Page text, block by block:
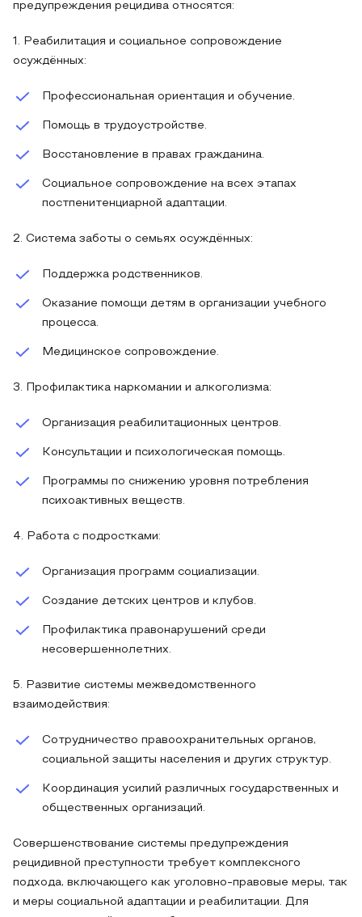
предупреждения рецидива относятся:
1. Реабилитация и социальное сопровождение
осуждённых:
Профессиональная ориентация и обучение.
Помощь в трудоустройстве.
Восстановление в правах гражданина.
Социальное сопровождение на всех этапах
постпенитенциарной адаптации.
2. Система заботы о семьях осуждённых:
Поддержка родственников.
Оказание помощи детям в организации учебного
процесса.
Медицинское сопровождение.
3. Профилактика наркомании и алкоголизма:
Организация реабилитационных центров.
Консультации и психологическая помощь.
Программы по снижению уровня потребления
психоактивных веществ.
4. Работа с подростками:
Организация программ социализации.
Создание детских центров и клубов.
Профилактика правонарушений среди
несовершеннолетних.
5. Развитие системы межведомственного
взаимодействия:
Сотрудничество правоохранительных органов,
социальной защиты населения и других структур.
Координация усилий различных государственных и
общественных организаций.
Совершенствование системы предупреждения
рецидивной преступности требует комплексного
подхода, включающего как уголовно-правовые меры, так
и меры социальной адаптации и реабилитации. Для